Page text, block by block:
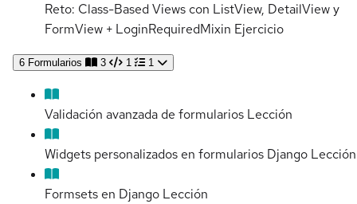
Reto: Class-Based Views con ListView, DetailView y
FormView + LoginRequiredMixin Ejercicio
6 Formularios 3 1 1
Validación avanzada de formularios Lección
Widgets personalizados en formularios Django Lección
Formsets en Django Lección